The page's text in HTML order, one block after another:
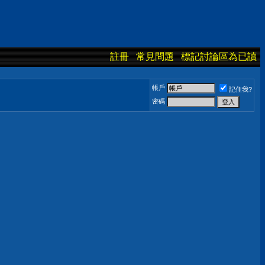
註冊 常見問題 標記討論區為已讀
帳戶
記住我?
密碼